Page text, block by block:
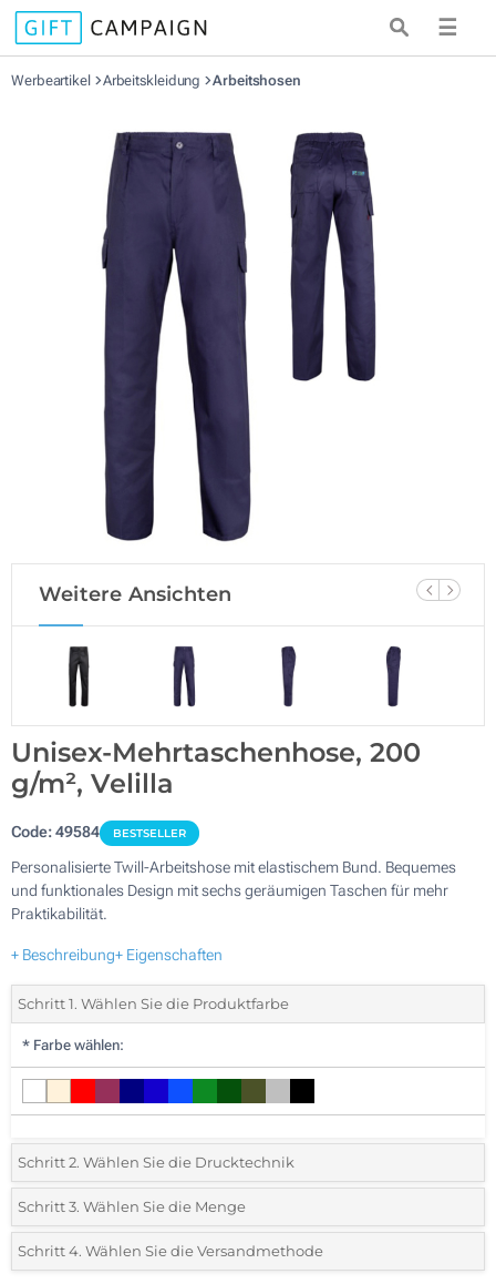
☰
Werbeartikel Arbeitskleidung Arbeitshosen
Weitere Ansichten
Unisex-Mehrtaschenhose, 200
g/m², Velilla
Code:49584 BESTSELLER
Personalisierte Twill-Arbeitshose mit elastischem Bund. Bequemes
und funktionales Design mit sechs geräumigen Taschen für mehr
Praktikabilität.
+ Beschreibung+ Eigenschaften
Schritt 1. Wählen Sie die Produktfarbe
* Farbe wählen:
Schritt 2. Wählen Sie die Drucktechnik
*Wählen Sie die Druck- und Farbtechniken für Ihr Logo:
1 Farbig (Auf einer Seite)
Schritt 3. Wählen Sie die Menge
*Mindestbestellmenge 5 (Gesamte Bestellung)
Schritt 4. Wählen Sie die Versandmethode